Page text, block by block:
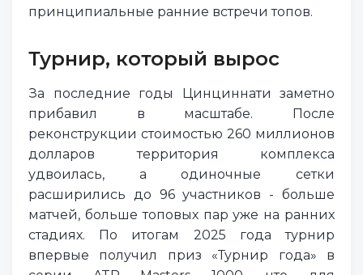
принципиальные ранние встречи топов.
Турнир, который вырос
За последние годы Цинциннати заметно
прибавил в масштабе. После
реконструкции стоимостью 260 миллионов
долларов территория комплекса
удвоилась, а одиночные сетки
расширились до 96 участников - больше
матчей, больше топовых пар уже на ранних
стадиях. По итогам 2025 года турнир
впервые получил приз «Турнир года» в